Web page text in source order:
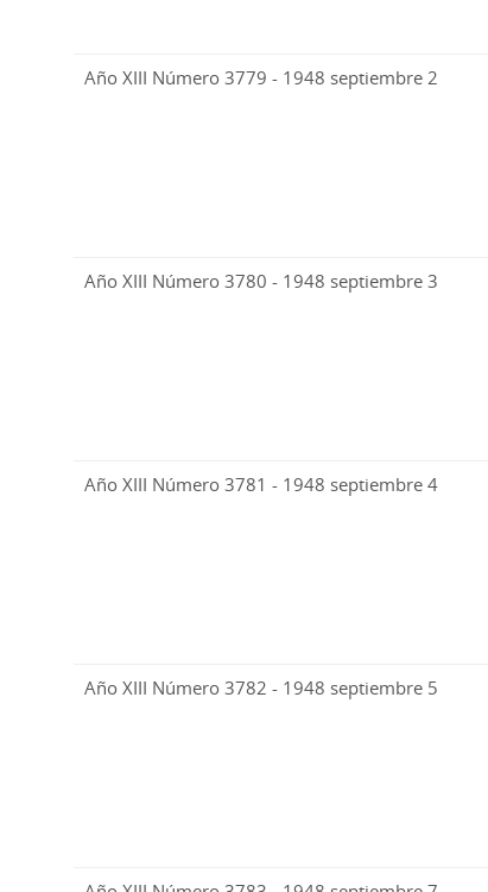
Año XIII Número 3779 - 1948 septiembre 2
Año XIII Número 3780 - 1948 septiembre 3
Año XIII Número 3781 - 1948 septiembre 4
Año XIII Número 3782 - 1948 septiembre 5